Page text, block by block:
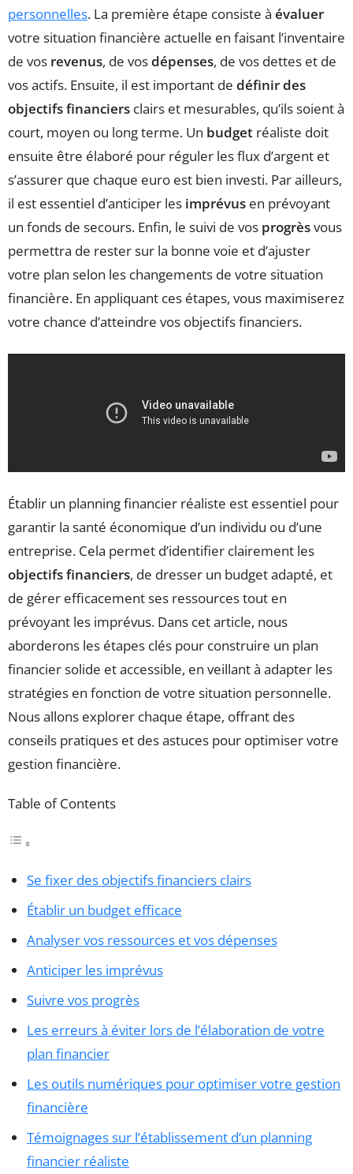
personnelles. La première étape consiste à évaluer
votre situation financière actuelle en faisant l’inventaire
de vos revenus, de vosdépenses, de vos dettes et de
vos actifs. Ensuite, il est important de définir des
objectifs financiers clairs et mesurables, qu’ils soient à
court, moyen ou long terme. Un budget réaliste doit
ensuite être élaboré pour réguler les flux d’argent et
s’assurer que chaque euro est bien investi. Par ailleurs,
il est essentiel d’anticiper les imprévus en prévoyant
un fonds de secours. Enfin, le suivi de vos progrèsvous
permettra de rester sur la bonne voie et d’ajuster
votre plan selon les changements de votre situation
financière. En appliquant ces étapes, vous maximiserez
votre chance d’atteindre vos objectifs financiers.
Établir un planning financier réaliste est essentiel pour
garantir la santé économique d’un individu ou d’une
entreprise. Cela permet d’identifier clairement les
objectifs financiers, de dresser un budget adapté, et
de gérer efficacement ses ressources tout en
prévoyant les imprévus. Dans cet article, nous
aborderons les étapes clés pour construire un plan
financier solide et accessible, en veillant à adapter les
stratégies en fonction de votre situation personnelle.
Nous allons explorer chaque étape, offrant des
conseils pratiques et des astuces pour optimiser votre
gestion financière.
Table of Contents
Se fixer des objectifs financiers clairs
Établir un budget efficace
Analyser vos ressources et vos dépenses
Anticiper les imprévus
Suivre vos progrès
Les erreurs à éviter lors de l’élaboration de votre
plan financier
Les outils numériques pour optimiser votre gestion
financière
Témoignages sur l’établissement d’un planning
financier réaliste